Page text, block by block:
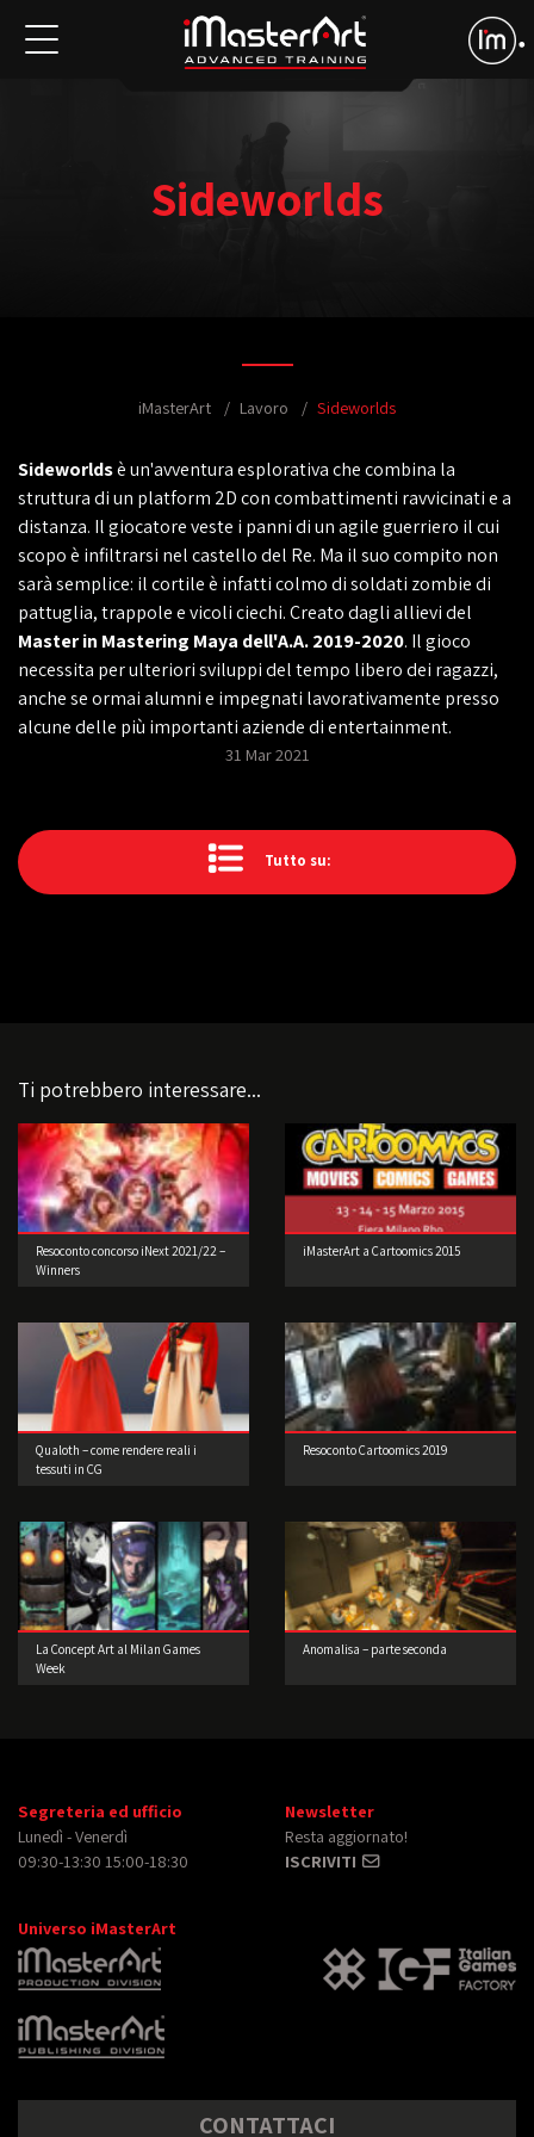
Sideworlds
iMasterArt Lavoro Sideworlds
Sideworldsè un'avventura esplorativa che combina la
struttura di un platform 2D con combattimenti ravvicinati e a
distanza. Il giocatore veste i panni di un agile guerriero il cui
scopo è infiltrarsi nel castello del Re. Ma il suo compito non
sarà semplice: il cortile è infatti colmo di soldati zombie di
pattuglia, trappole e vicoli ciechi. Creato dagli allievi del
Master in Mastering Maya dell'A.A. 2019-2020. Il gioco
necessita per ulteriori sviluppi del tempo libero dei ragazzi,
anche se ormai alumni e impegnati lavorativamente presso
alcune delle più importanti aziende di entertainment.
31 Mar 2021
Tutto su:
Ti potrebbero interessare...
Resoconto concorso iNext 2021/22 –
Winners
iMasterArt a Cartoomics 2015
Qualoth – come rendere reali i
tessuti in CG
Resoconto Cartoomics 2019
La Concept Art al Milan Games
Week
Anomalisa – parte seconda
Segreteria ed ufficio
Lunedì - Venerdì
09:30-13:30 15:00-18:30
Newsletter
Resta aggiornato!
ISCRIVITI
Universo iMasterArt
CONTATTACI